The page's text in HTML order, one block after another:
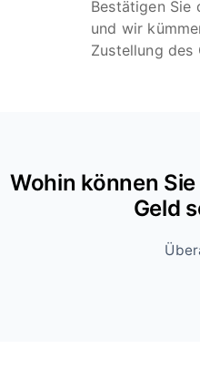
Bestätigen Sie
und wir
Zustellung des
Wohin können
Geld